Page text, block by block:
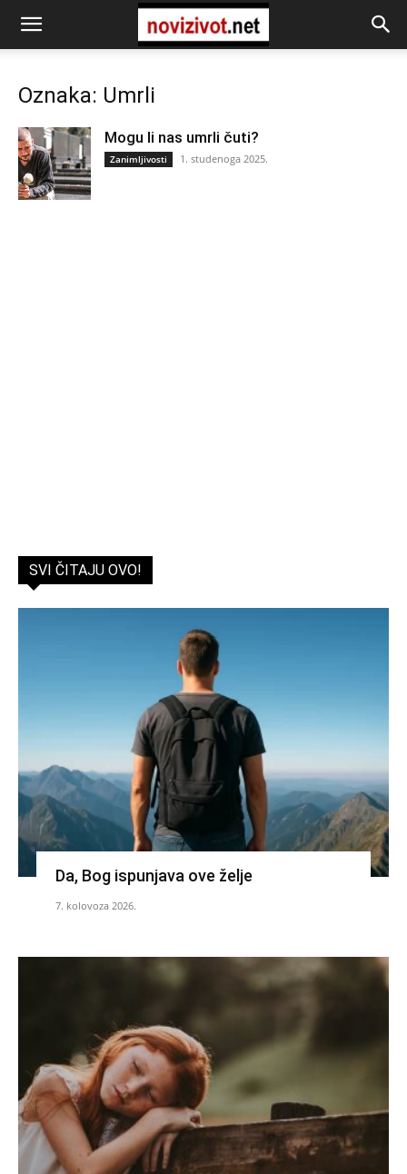
Oznaka: Umrli
Mogu li nas umrli čuti?
Zanimljivosti 1. studenoga 2025.
SVI ČITAJU OVO!
Da, Bog ispunjava ove želje
7. kolovoza 2026.